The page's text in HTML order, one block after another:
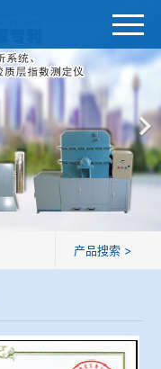
＞
产品搜索 >